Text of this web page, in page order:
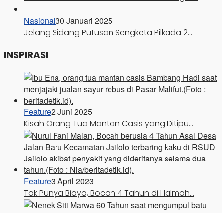
Nasional30 Januari 2025
Jelang Sidang Putusan Sengketa Pilkada 2…
INSPIRASI
Feature2 Juni 2025
Kisah Orang Tua Mantan Casis yang Ditipu…
Feature3 April 2023
Tak Punya Biaya, Bocah 4 Tahun di Halmah…